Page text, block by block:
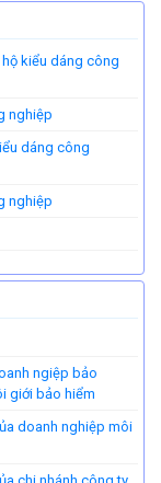
kiểu dáng công
nghiệp
dáng công
nghiệp
ngiệp bảo
giới bảo hiểm
doanh nghiệp môi